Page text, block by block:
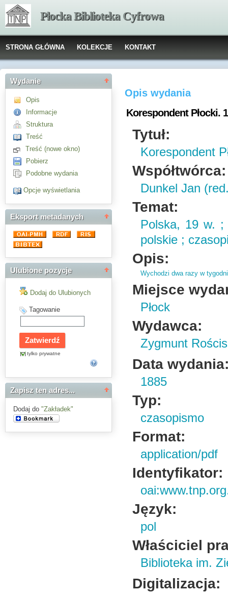
Płocka Biblioteka Cyfrowa
STRONA GŁÓWNA KOLEKCJE KONTAKT
Wydanie
Opis
Informacje
Struktura
Treść
Treść (nowe okno)
Pobierz
Podobne wydania
Opcje wyświetlania
Eksport metadanych
Ulubione pozycje
Dodaj do Ulubionych
Tagowanie
tylko prywatne
Zapisz ten adres...
Dodaj do "Zakładek"
Opis wydania
Korespondent Płocki.
Tytuł:
Korespondent
Współtwórca:
Dunkel Jan
Temat:
Polska, 19 w. ;
polskie ;
Opis:
Wychodzi dwa razy w
Miejsce
Płock
Wydawca:
Zygmunt
Data
1885
Typ:
czasopismo
Format:
application/pdf
Identyfikator:
Język:
pol
Właściciel
Biblioteka im.
Digitalizacja: